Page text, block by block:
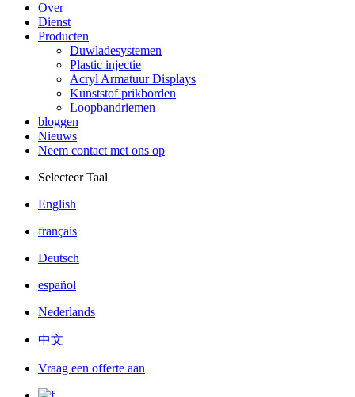
Over
Dienst
Producten
Duwladesystemen
Plastic injectie
Acryl Armatuur Displays
Kunststof prikborden
Loopbandriemen
bloggen
Nieuws
Neem contact met ons op
Selecteer Taal
English
français
Deutsch
español
Nederlands
中文
Vraag een offerte aan